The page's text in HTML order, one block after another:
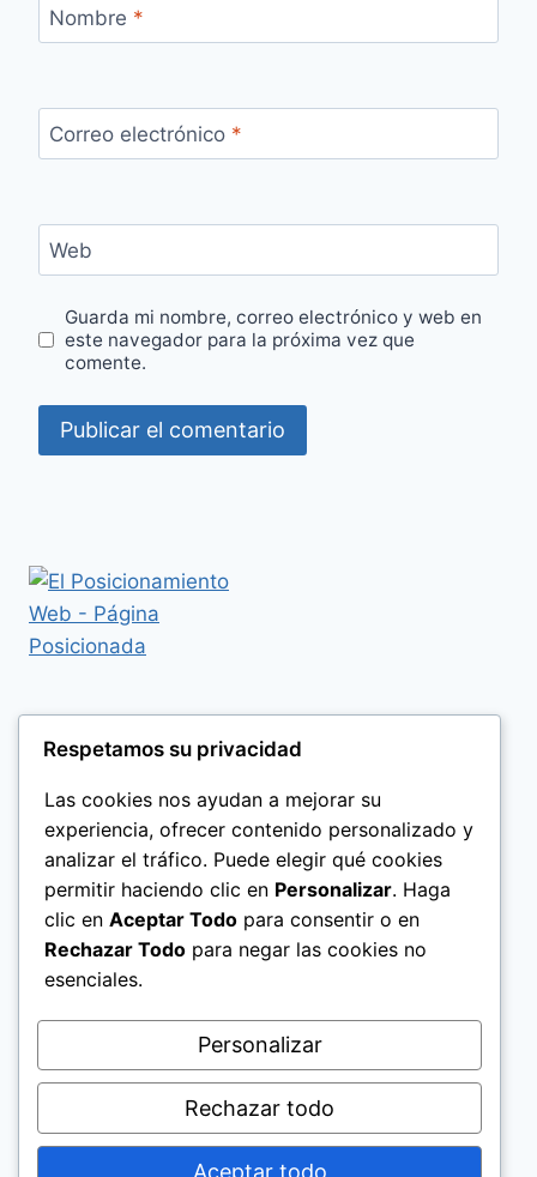
Nombre *
Correo electrónico *
Web
Guarda mi nombre, correo electrónico y web en
este navegador para la próxima vez que
comente.
Respetamos su privacidad
Las cookies nos ayudan a mejorar su
experiencia, ofrecer contenido personalizado y
analizar el tráfico. Puede elegir qué cookies
permitir haciendo clic en Personalizar. Haga
clic en Aceptar Todo para consentir o en
Rechazar Todo para negar las cookies no
esenciales.
Personalizar
Rechazar todo
Aceptar todo